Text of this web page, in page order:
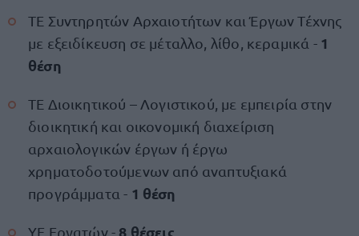
ΤΕ Συντηρητών Αρχαιοτήτων και Έργων Τέχνης
με εξειδίκευση σε μέταλλο, λίθο, κεραμικά - 1
θέση
ΤΕ Διοικητικού – Λογιστικού, με εμπειρία στην
διοικητική και οικονομική διαχείριση
αρχαιολογικών έργων ή έργω
χρηματοδοτούμενων από αναπτυξιακά
προγράμματα - 1 θέση
ΥΕ Εργατών - 8 θέσεις